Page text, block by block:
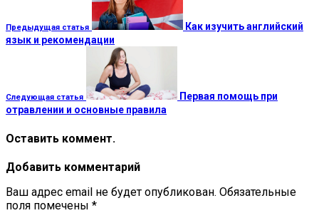
Предыдущая статья
Как изучить английский
язык и рекомендации
Следующая статья
Первая помощь при
отравлении и основные правила
Оставить коммент.
Добавить комментарий
Ваш адрес email не будет опубликован. Обязательные
поля помечены *